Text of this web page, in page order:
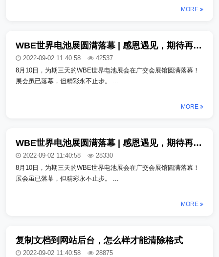
MORE
WBE世界电池展圆满落幕 | 感恩遇见，期待再聚_copy_copy_copy
2022-09-02 11:40:58
42537
8月10日，为期三天的WBE世界电池展会在广交会展馆圆满落幕！
展会虽已落幕，但精彩永不止步。 ...
MORE
WBE世界电池展圆满落幕 | 感恩遇见，期待再聚_copy_copy_copy
2022-09-02 11:40:58
28330
8月10日，为期三天的WBE世界电池展会在广交会展馆圆满落幕！
展会虽已落幕，但精彩永不止步。 ...
MORE
复制文档到网站后台，怎么样才能清除格式
2022-09-02 11:40:58
28875